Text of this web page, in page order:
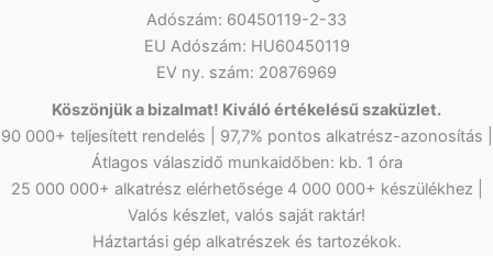
Adószám: 60450119-2-33
EU Adószám: HU60450119
EV ny. szám: 20876969
Köszönjük a bizalmat! Kiváló értékelésű szaküzlet.
90 000+ teljesített rendelés | 97,7% pontos alkatrész-azonosítás |
Átlagos válaszidő munkaidőben: kb. 1 óra
25 000 000+ alkatrész elérhetősége 4 000 000+ készülékhez |
Valós készlet, valós saját raktár!
Háztartási gép alkatrészek és tartozékok.